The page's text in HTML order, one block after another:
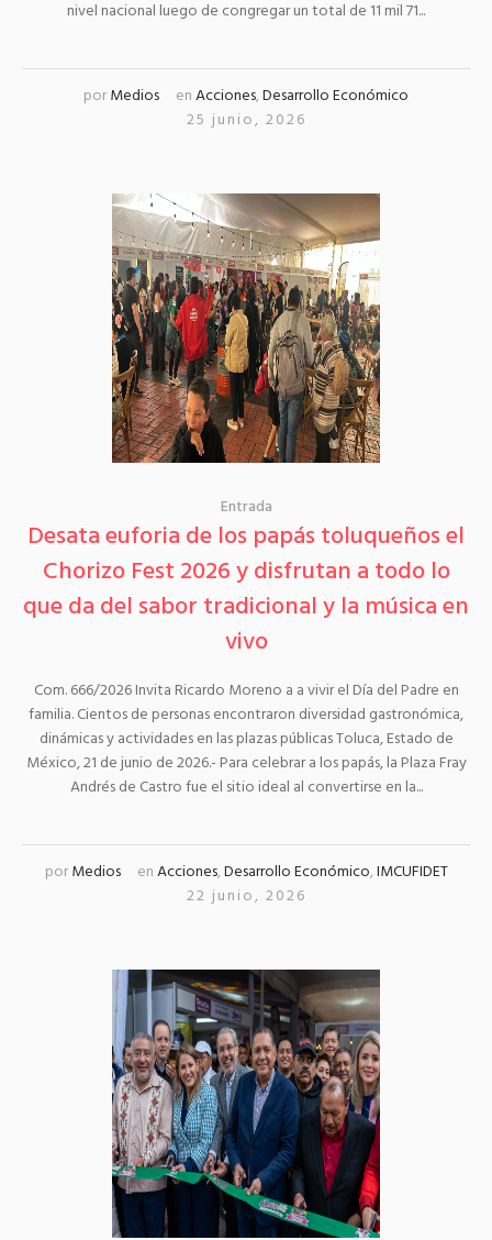
nivel nacional luego de congregar un total de 11 mil 71...
porMedios enAcciones,Desarrollo Económico
25 junio, 2026
Entrada
Desata euforia de los papás toluqueños el
Chorizo Fest 2026 y disfrutan a todo lo
que da del sabor tradicional y la música en
vivo
Com. 666/2026 Invita Ricardo Moreno a a vivir el Día del Padre en
familia. Cientos de personas encontraron diversidad gastronómica,
dinámicas y actividades en las plazas públicas Toluca, Estado de
México, 21 de junio de 2026.- Para celebrar a los papás, la Plaza Fray
Andrés de Castro fue el sitio ideal al convertirse en la...
porMedios enAcciones,Desarrollo Económico,IMCUFIDET
22 junio, 2026